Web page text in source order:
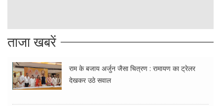
ताजा खबरें
राम के बजाय अर्जुन जैसा चित्रण : रामायण का ट्रेलर
देखकर उठे सवाल